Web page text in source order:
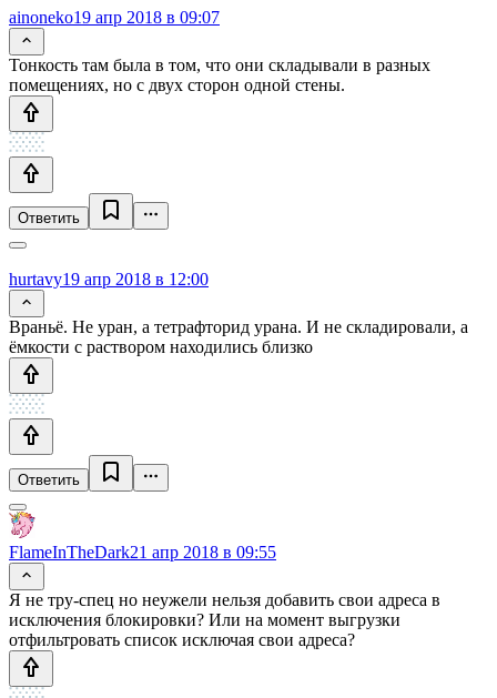
ainoneko19 апр 2018 в 09:07
Тонкость там была в том, что они складывали в разных
помещениях, но с двух сторон одной стены.
Ответить
hurtavy19 апр 2018 в 12:00
Враньё. Не уран, а тетрафторид урана. И не складировали, а
ёмкости с раствором находились близко
Ответить
FlameInTheDark21 апр 2018 в 09:55
Я не тру-спец но неужели нельзя добавить свои адреса в
исключения блокировки? Или на момент выгрузки
отфильтровать список исключая свои адреса?